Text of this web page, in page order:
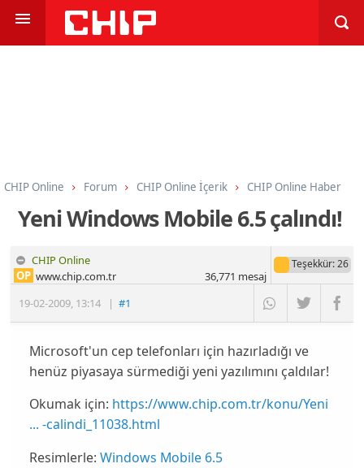
CHIP Online Forum CHIP Online İçerik CHIP Online Haber
Yeni Windows Mobile 6.5 çalındı!
CHIP Online
19-02-2009, 13:14 |#1
OP www.chip.com.tr
Teşekkür: 26
36,771 mesaj
Microsoft'un cep telefonları için hazırladığı ve
henüz piyasaya sürmediği yeni yazılımını çaldılar!
Okumak için: https://www.chip.com.tr/konu/Yeni
... -calindi_11038.html
Resimlerle: Windows Mobile 6.5